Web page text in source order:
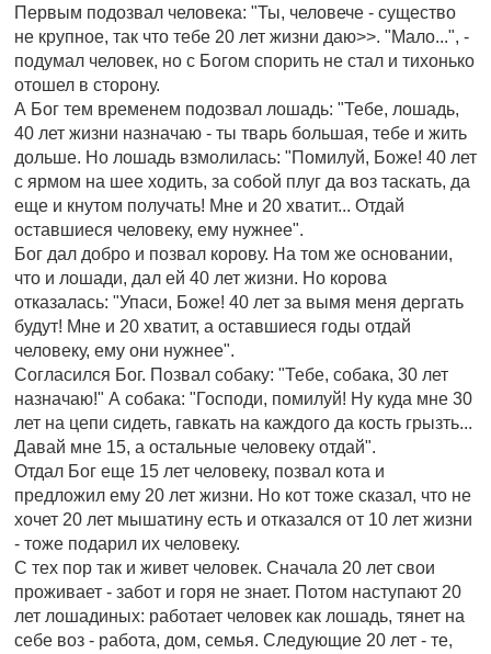
Первым подозвал человека: "Ты, человече - существо
не крупное, так что тебе 20 лет жизни даю>>. "Мало...", -
подумал человек, но с Богом спорить не стал и тихонько
отошел в сторону.
А Бог тем временем подозвал лошадь: "Тебе, лошадь,
40 лет жизни назначаю - ты тварь большая, тебе и жить
дольше. Но лошадь взмолилась: "Помилуй, Боже! 40 лет
с ярмом на шее ходить, за собой плуг да воз таскать, да
еще и кнутом получать! Мне и 20 хватит... Отдай
оставшиеся человеку, ему нужнее".
Бог дал добро и позвал корову. На том же основании,
что и лошади, дал ей 40 лет жизни. Но корова
отказалась: "Упаси, Боже! 40 лет за вымя меня дергать
будут! Мне и 20 хватит, а оставшиеся годы отдай
человеку, ему они нужнее".
Согласился Бог. Позвал собаку: "Тебе, собака, 30 лет
назначаю!" А собака: "Господи, помилуй! Ну куда мне 30
лет на цепи сидеть, гавкать на каждого да кость грызть...
Давай мне 15, а остальные человеку отдай".
Отдал Бог еще 15 лет человеку, позвал кота и
предложил ему 20 лет жизни. Но кот тоже сказал, что не
хочет 20 лет мышатину есть и отказался от 10 лет жизни
- тоже подарил их человеку.
С тех пор так и живет человек. Сначала 20 лет свои
проживает - забот и горя не знает. Потом наступают 20
лет лошадиных: работает человек как лошадь, тянет на
себе воз - работа, дом, семья. Следующие 20 лет - те,